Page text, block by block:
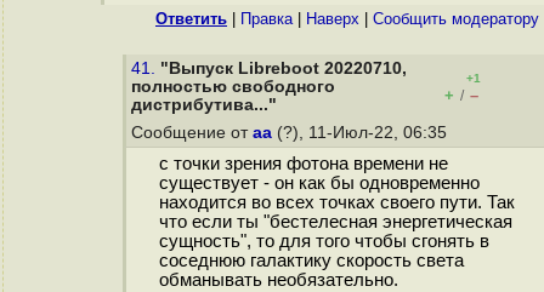
Ответить Правка| Наверх Cообщить модератору
41. "Выпуск Libreboot 20220710,
полностью свободного
дистрибутива..."
+1
+ / –
Сообщение от aa (?), 11-Июл-22, 06:35
с точки зрения фотона времени не
существует - он как бы одновременно
находится во всех точках своего пути. Так
что если ты "бестелесная энергетическая
сущность", то для того чтобы сгонять в
соседнюю галактику скорость света
обманывать необязательно.